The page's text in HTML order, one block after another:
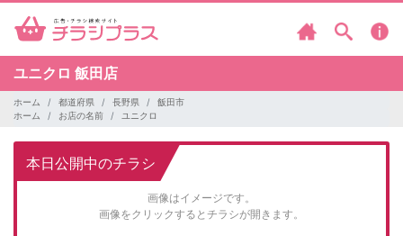
ユニクロ 飯田店
ホーム 都道府県 長野県
飯田市
ホーム
お店の名前 ユニクロ
本日公開中のチラシ
画像はイメージです。
画像をクリックするとチラシが開きます。